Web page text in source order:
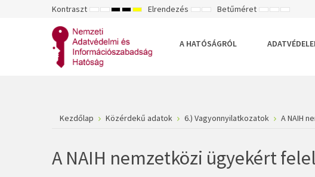
Kontraszt ALAPÉRTELMEZETT
ÉJSZAKAI
NAGY
FEHÉR
MÓD
NAGY
SÁRGA
MÓD
NAGY
MÓD
Elrendezés RÖGZÍTETT
SZÉLES
Betűméret KISEBBNAGYOBB
A HATÓSÁGRÓL
Kezdőlap Közérdekű adatok 6.) Vagyonnyilatkozatok A NAIH
A NAIH nemzetközi ügyekért